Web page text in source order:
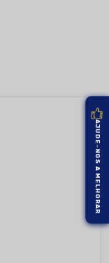
AJUDE-NOS A MELHORAR